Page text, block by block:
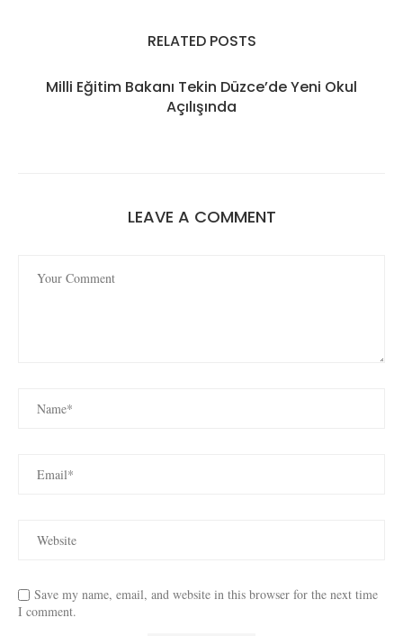
RELATED POSTS
Milli Eğitim Bakanı Tekin Düzce’de Yeni Okul
Açılışında
LEAVE A COMMENT
Save my name, email, and website in this browser for the next time
I comment.